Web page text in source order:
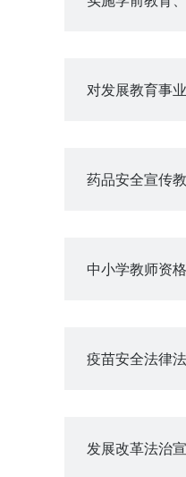
对发展教育事
药品安全宣传
中小学教师资
疫苗安全法律
发展改革法治